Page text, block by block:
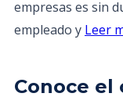
empresas es sin
empleado y Leer
Conoce